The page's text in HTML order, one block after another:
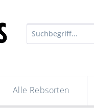
Alle Rebsorten